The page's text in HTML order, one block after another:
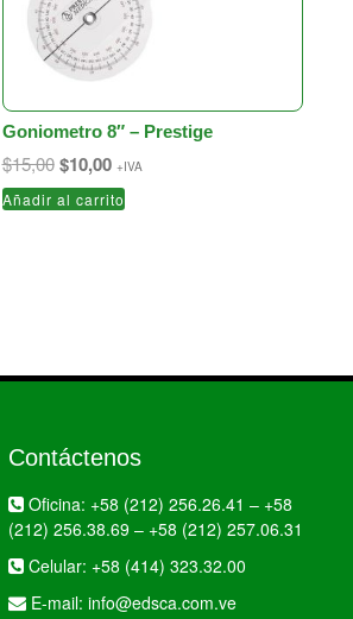
Goniometro 8″ – Prestige
$15,00 El
precio
original
$10,00El
precio
actual
+IVA
Añadir al carrito
Contáctenos
Oficina: +58 (212) 256.26.41 – +58
(212) 256.38.69 – +58 (212) 257.06.31
Celular: +58 (414) 323.32.00
E-mail: info@edsca.com.ve